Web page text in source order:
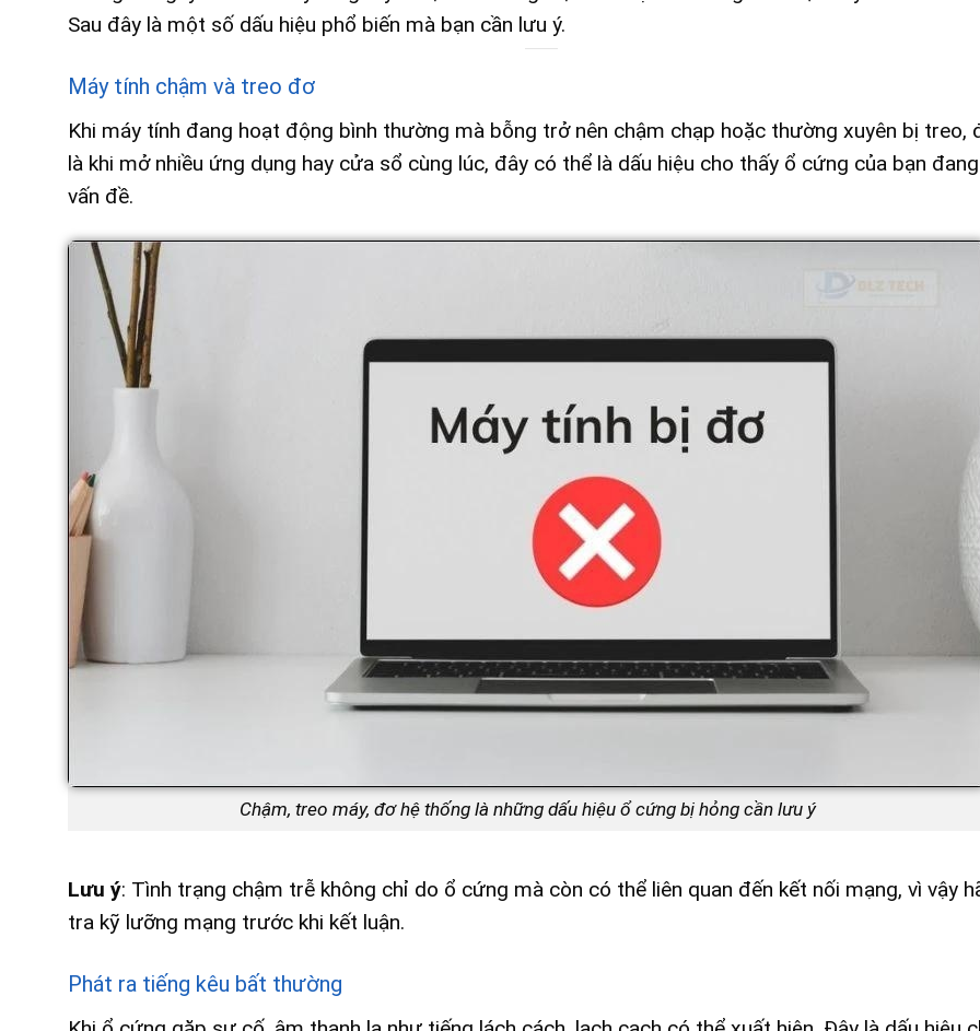
Sau đây là một số dấu hiệu phổ biến mà bạn cần lưu ý.
Máy tính chậm và treo đơ
Khi máy tính đang hoạt động bình thường mà bỗng trở nên chậm chạp hoặc thường xuyên bị treo,
là khi mở nhiều ứng dụng hay cửa sổ cùng lúc, đây có thể là dấu hiệu cho thấy ổ cứng của bạn
vấn đề.
Chậm, treo máy, đơ hệ thống là những dấu hiệu ổ cứng bị hỏng cần lưu ý
Lưu ý: Tình trạng chậm trễ không chỉ do ổ cứng mà còn có thể liên quan đến kết nối mạng, vì vậy
tra kỹ lưỡng mạng trước khi kết luận.
Phát ra tiếng kêu bất thường